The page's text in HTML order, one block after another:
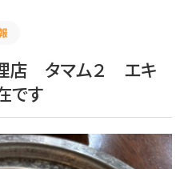
理店 タマム２ エキ
です